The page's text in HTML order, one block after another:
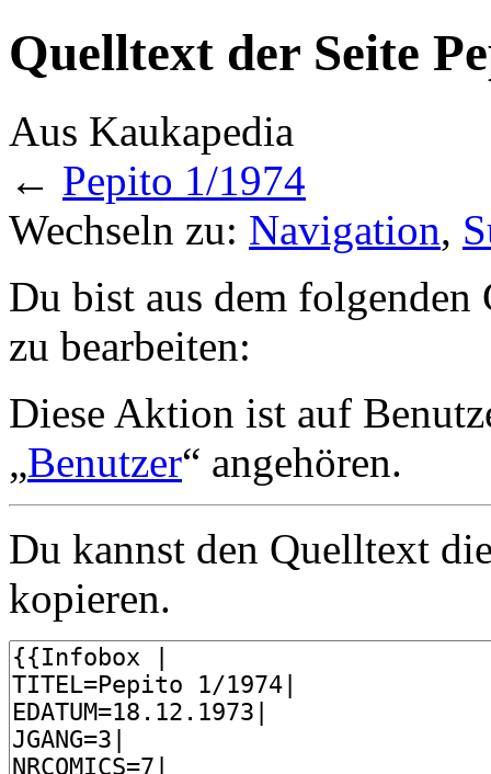
Quelltext der Seite
Aus Kaukapedia
← Pepito 1/1974
Wechseln zu: Navigation,
Du bist aus dem
zu bearbeiten:
Diese Aktion ist auf
„Benutzer“ angehören.
Du kannst den Quelltext
kopieren.